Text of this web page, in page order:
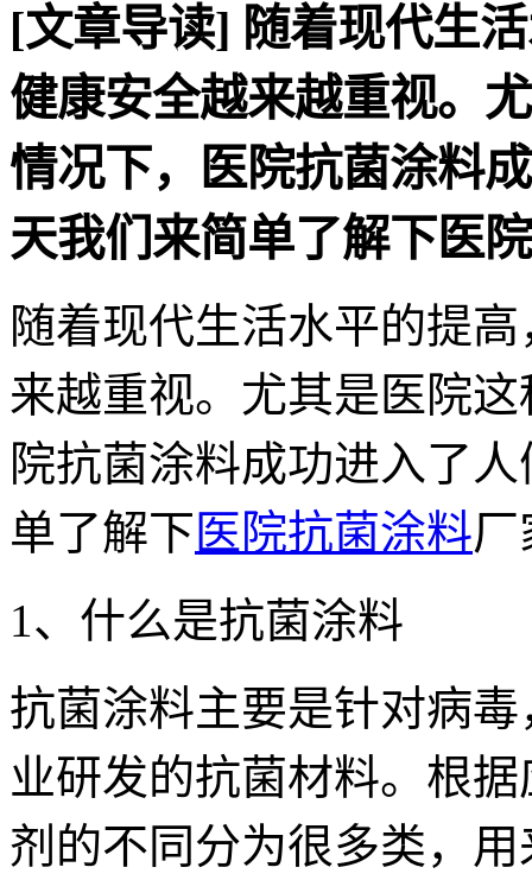
[文章导读] 随着现代生
健康安全越来越重视。
情况下，医院抗菌涂料
天我们来简单了解下医
随着现代生活水平的提
来越重视。尤其是医院
院抗菌涂料成功进入了
单了解下医院抗菌涂料
1、什么是抗菌涂料
抗菌涂料主要是针对病
业研发的抗菌材料。根
剂的不同分为很多类，